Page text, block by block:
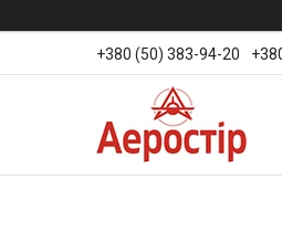
+380 (50) 383-94-20